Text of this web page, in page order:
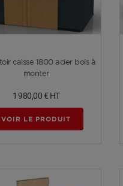
Voir plus
caisse 1800 acier bois à
monter
1 980,00 € HT
VOIR LE PRODUIT